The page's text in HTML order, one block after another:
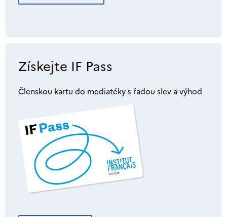
Získejte IF Pass
Členskou kartu do mediatéky s řadou slev a výhod